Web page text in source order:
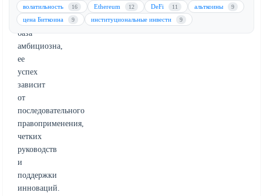
Хотя
нормативная
база
амбициозна,
ее
успех
зависит
от
последовательного
правоприменения,
четких
руководств
и
поддержки
инноваций.
волатильность 16 Ethereum 12 DeFi 11 альткоины 9
цена Биткоина 9 институциональные инвести 9